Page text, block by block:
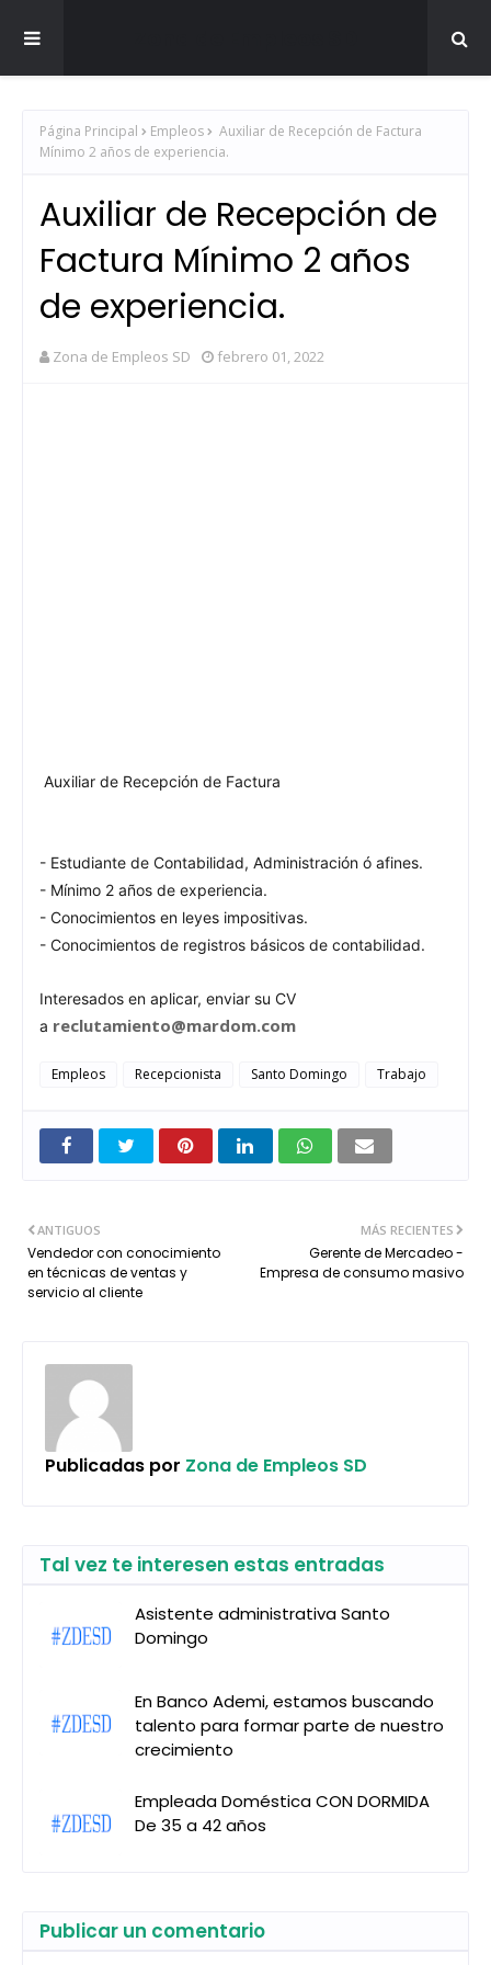
Página Principal Empleos
Auxiliar de Recepción de Factura
Mínimo 2 años de experiencia.
Auxiliar de Recepción de
Factura Mínimo 2 años
de experiencia.
Zona de Empleos SD febrero 01, 2022
Auxiliar de Recepción de Factura
- Estudiante de Contabilidad, Administración ó afines.
- Mínimo 2 años de experiencia.
- Conocimientos en leyes impositivas.
- Conocimientos de registros básicos de contabilidad.
Interesados en aplicar, enviar su CV
a reclutamiento@mardom.com
Empleos Recepcionista Santo Domingo Trabajo
MÁS RECIENTES
Gerente de Mercadeo -
Empresa de consumo masivo
ANTIGUOS
Vendedor con conocimiento
en técnicas de ventas y
servicio al cliente
Publicadas por Zona de Empleos SD
Tal vez te interesen estas entradas
Asistente administrativa Santo
Domingo
En Banco Ademi, estamos buscando
talento para formar parte de nuestro
crecimiento
Empleada Doméstica CON DORMIDA
De 35 a 42 años
Publicar un comentario